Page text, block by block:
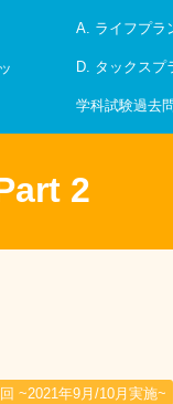
A. ライフプラ
D. タックスプ
学科試験過去
2
~2021年9月/10月実施~